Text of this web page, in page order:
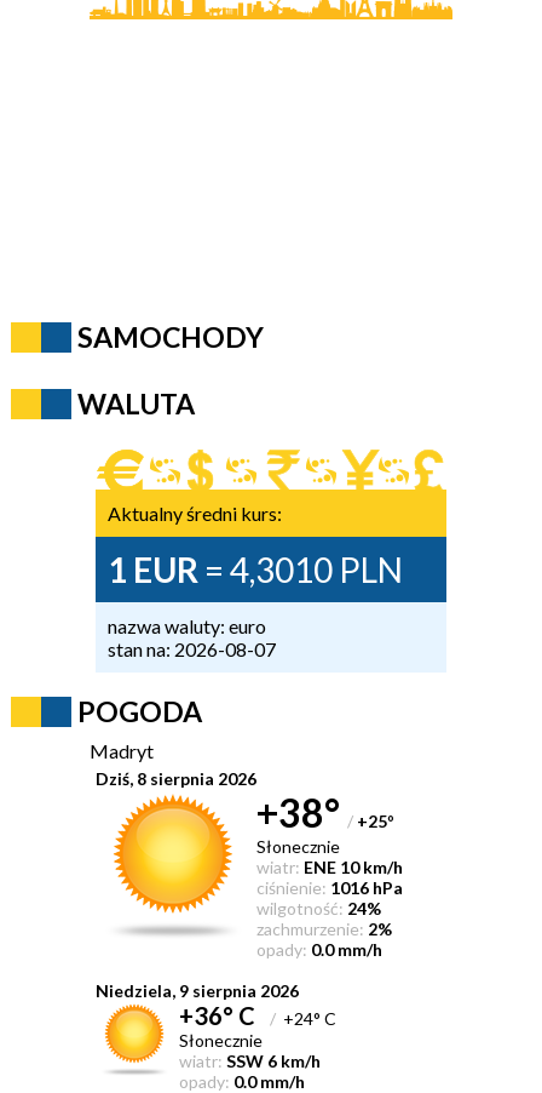
SAMOCHODY
WALUTA
Aktualny średni kurs:
1 EUR = 4,3010 PLN
nazwa waluty: euro
stan na: 2026-08-07
POGODA
Madryt
Dziś, 8 sierpnia 2026
+38° / +25°
Słonecznie
wiatr: ENE 10 km/h
ciśnienie: 1016 hPa
wilgotność: 24%
zachmurzenie: 2%
opady: 0.0 mm/h
Niedziela, 9 sierpnia 2026
+36° C /+24° C
Słonecznie
wiatr: SSW 6 km/h
opady: 0.0 mm/h